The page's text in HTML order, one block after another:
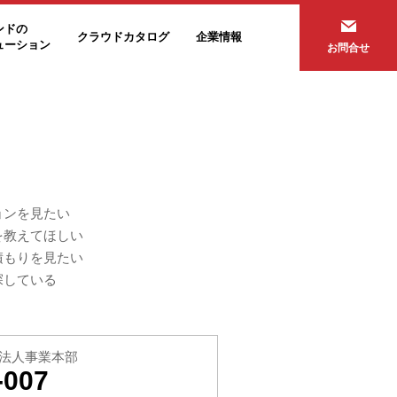
ドの
ーション
クラウドカタログ 企業情報
お問合せ
を見たい
えてほしい
りを見たい
ている
人事業本部